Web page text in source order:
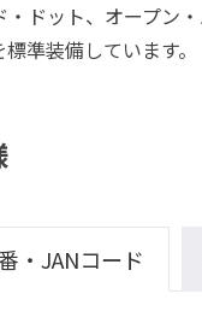
・ドット、オープン
準装備しています。
・JANコード